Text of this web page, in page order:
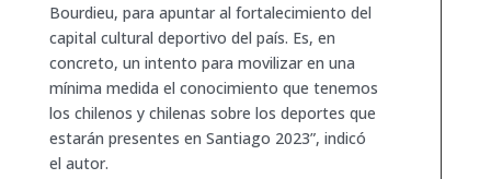
Bourdieu, para apuntar al fortalecimiento del
capital cultural deportivo del país. Es, en
concreto, un intento para movilizar en una
mínima medida el conocimiento que tenemos
los chilenos y chilenas sobre los deportes que
estarán presentes en Santiago 2023”, indicó
el autor.